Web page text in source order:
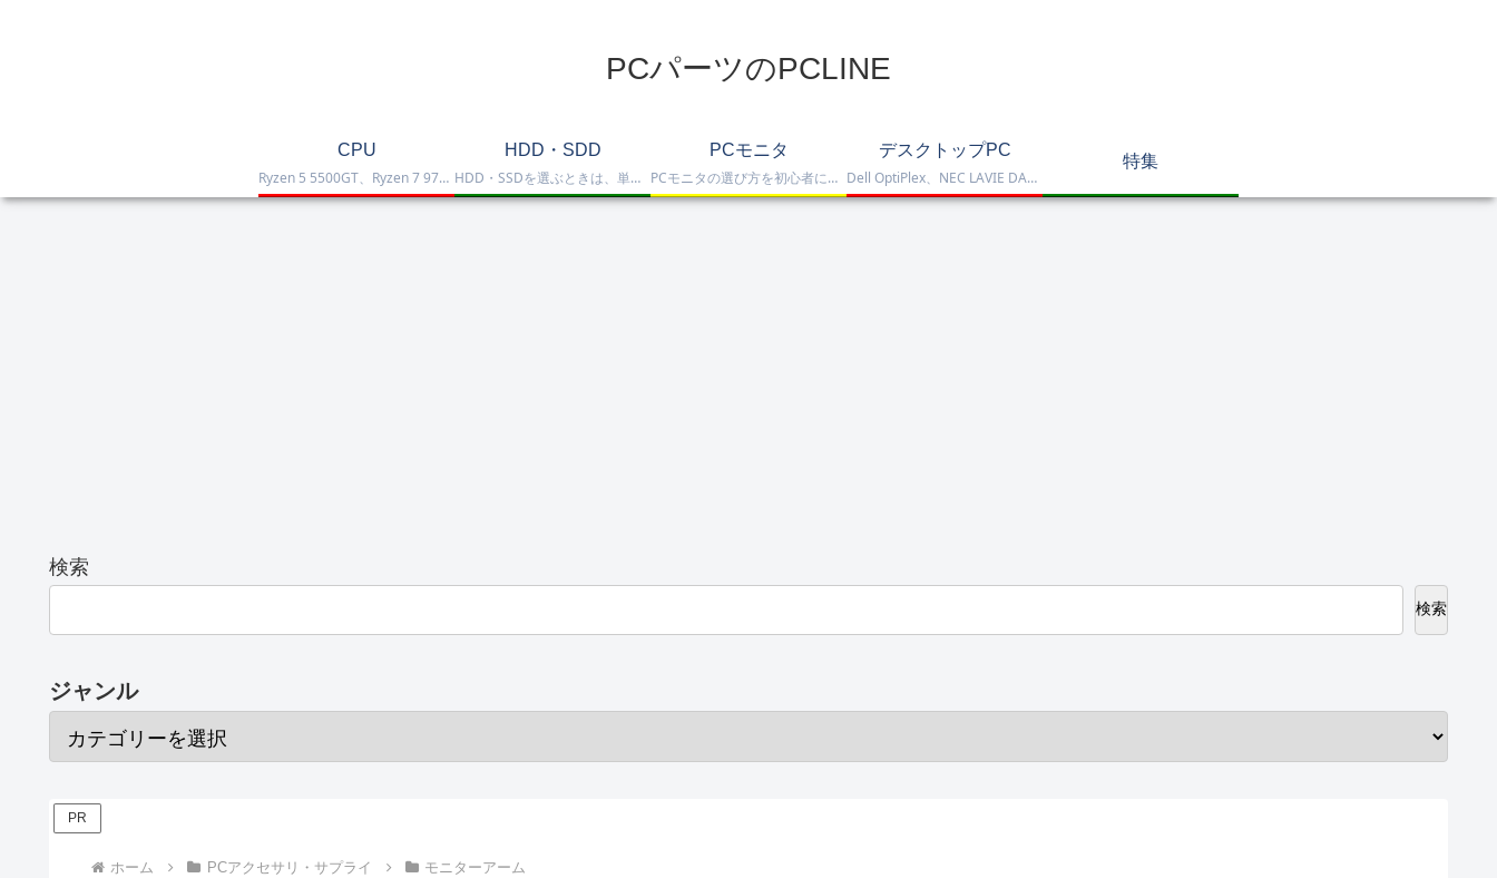
PCパーツのPCLINE
CPU
Ryzen 5 5500GT、Ryzen 7 9700X、Ryzen 7 9800X3D、Core Ultra 7 265K、Core i5-12400などを掲載したCPU一覧です。性能・価格・用途を比較しながら、自作PCやゲーミング向けの最適な1台を選べます。
HDD・SDD
HDD・SSDを選ぶときは、単に容量だけを見るのではなく、保存重視なのか、高速化したいのか、NAS運用なのか、外付けで使いたいのかまで整理して選ぶことが大切です。このカテゴリでは、HDDとSSDの基本的な違いを踏まえつつ、保存容量をしっかり確保したい方向けのHDD、高速起動や作業効率を重視したい方向けのSSD、さらにNAS向けHDDやNVMe SSD、SATA SSD、外付けストレージまで比較しや…
PCモニタ
PCモニタの選び方を初心者にも分かりやすく解説。ゲーミングモニタ、4K・高画質モニタ、モバイルモニタ、仕事・普段使い向けモニタまで、用途別に比較しやすくまとめています。
デスクトップPC
Dell OptiPlex、NEC LAVIE DA770、HP DT 24-cr2000、ASUS V470VAK、Dell 24 AIO EC24250などを掲載したデスクトップPC一覧です。一体型や整備済み品を比較しながら、用途に合うモデルを選べます。
特集
検索
検索
ジャンル
PR
ホーム PCアクセサリ・サプライ モニターアーム